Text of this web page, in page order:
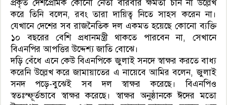
প্রকৃত দেশপ্রেমিক কোনো নেতা বারবার ক্ষমতা চান না উল্লেখ
করে তিনি বলেন, রবং তারা দায়িত্ব নিতে সাহস করেন না।
যেখানে দেশের সব রাজনৈতিক দল একমত হয়েছে কোনো ব্যক্তি
১০ বছরের বেশি প্রধানমন্ত্রী থাকতে পারবেন না, সেখানে
বিএনপির আপত্তির উদ্দেশ্য জাতি বোঝে।
দড়ি বেঁধে এনে কেউ বিএনপিকে জুলাই সনদে স্বাক্ষর করতে বাধ্য
করেনি উল্লেখ করে জামায়াতের এ নায়েবে আমির বলেন, জুলাই
সনদ পড়ে-বুঝেই সব দল স্বাক্ষর করেছে। বিএনপিও
স্বতঃস্ফূর্তভাবে স্বাক্ষর করেছে। স্বাক্ষর অনুষ্ঠানকে ঈদের মতো